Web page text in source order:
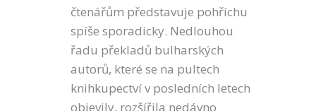
čtenářům představuje pohříchu
spíše sporadicky. Nedlouhou
řadu překladů bulharských
autorů, které se na pultech
knihkupectví v posledních letech
objevily, rozšířila nedávno